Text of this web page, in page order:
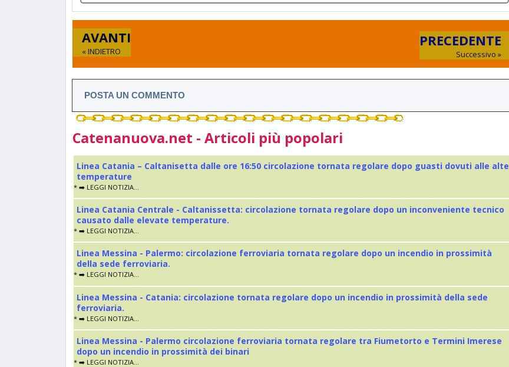
AVANTI
« INDIETRO
PRECEDENTE
Successivo »
POSTA UN COMMENTO
Catenanuova.net - Articoli più popolari
Linea Catania – Caltanisetta dalle ore 16:50 circolazione tornata regolare dopo guasti dovuti alle alte
temperature
* ➡️ LEGGI NOTIZIA...
Linea Catania Centrale - Caltanissetta: circolazione tornata regolare dopo un inconveniente tecnico
causato dalle elevate temperature.
* ➡️ LEGGI NOTIZIA...
Linea Messina - Palermo: circolazione ferroviaria tornata regolare dopo un incendio in prossimità
della sede ferroviaria.
* ➡️ LEGGI NOTIZIA...
Linea Messina - Catania: circolazione tornata regolare dopo un incendio in prossimità della sede
ferroviaria.
* ➡️ LEGGI NOTIZIA...
Linea Messina - Palermo circolazione ferroviaria tornata regolare tra Fiumetorto e Termini Imerese
dopo un incendio in prossimità dei binari
* ➡️ LEGGI NOTIZIA...